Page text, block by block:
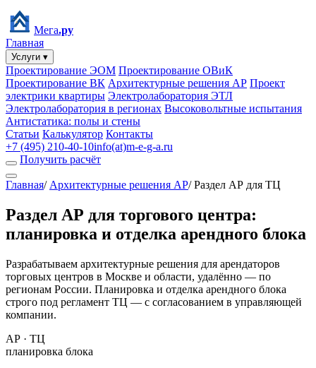
Мега.ру
Главная
Услуги ▾
Проектирование ЭОМ Проектирование ОВиК
Проектирование ВК Архитектурные решения АР Проект
электрики квартиры Электролаборатория ЭТЛ
Электролаборатория в регионах Высоковольтные испытания
Антистатика: полы и стены
Статьи Калькулятор Контакты
+7 (495) 210-40-10info(at)m-e-g-a.ru
Получить расчёт
Главная/ Архитектурные решения АР/Раздел АР для ТЦ
Раздел АР для торгового центра:
планировка и отделка арендного блока
Разрабатываем архитектурные решения для арендаторов
торговых центров в Москве и области, удалённо — по
регионам России. Планировка и отделка арендного блока
строго под регламент ТЦ — с согласованием в управляющей
компании.
АР · ТЦ
планировка блока